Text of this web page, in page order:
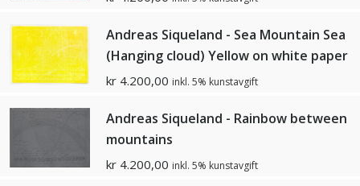
Andreas Siqueland - Sea Mountain Sea
(Hanging cloud) Yellow on white paper
kr 4.200,00 inkl. 5% kunstavgift
Andreas Siqueland - Rainbow between
mountains
kr 4.200,00 inkl. 5% kunstavgift